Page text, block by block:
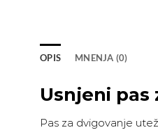
OPIS MNENJA (0)
Usnjeni pas
Pas za dvigovanje